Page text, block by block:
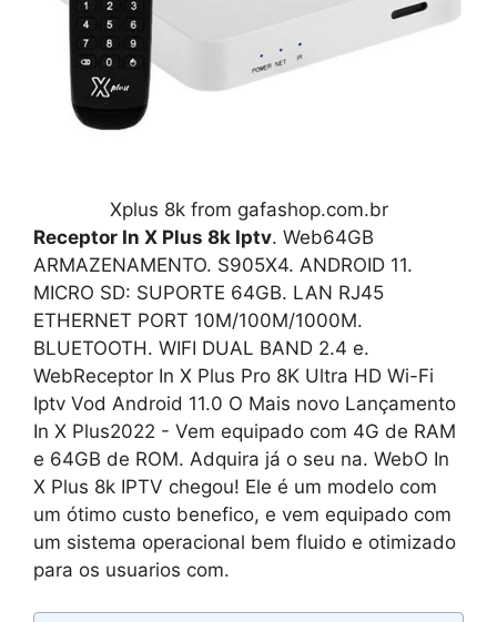
Xplus 8k from gafashop.com.br
Receptor In X Plus 8k Iptv. Web64GB
ARMAZENAMENTO. S905X4. ANDROID 11.
MICRO SD: SUPORTE 64GB. LAN RJ45
ETHERNET PORT 10M/100M/1000M.
BLUETOOTH. WIFI DUAL BAND 2.4 e.
WebReceptor In X Plus Pro 8K Ultra HD Wi-Fi
Iptv Vod Android 11.0 O Mais novo Lançamento
In X Plus2022 - Vem equipado com 4G de RAM
e 64GB de ROM. Adquira já o seu na. WebO In
X Plus 8k IPTV chegou! Ele é um modelo com
um ótimo custo benefico, e vem equipado com
um sistema operacional bem fluido e otimizado
para os usuarios com.